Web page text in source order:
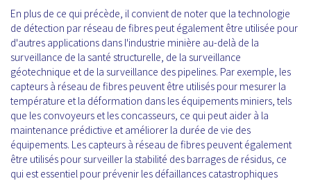
En plus de ce qui précède, il convient de noter que la technologie
de détection par réseau de fibres peut également être utilisée pour
d'autres applications dans l'industrie minière au-delà de la
surveillance de la santé structurelle, de la surveillance
géotechnique et de la surveillance des pipelines. Par exemple, les
capteurs à réseau de fibres peuvent être utilisés pour mesurer la
température et la déformation dans les équipements miniers, tels
que les convoyeurs et les concasseurs, ce qui peut aider à la
maintenance prédictive et améliorer la durée de vie des
équipements. Les capteurs à réseau de fibres peuvent également
être utilisés pour surveiller la stabilité des barrages de résidus, ce
qui est essentiel pour prévenir les défaillances catastrophiques